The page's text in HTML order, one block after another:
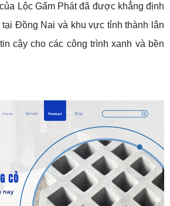
Lộc Gấm Phát đã được khẳng định
Đồng Nai và khu vực tỉnh thành lân
cậy cho các công trình xanh và bền